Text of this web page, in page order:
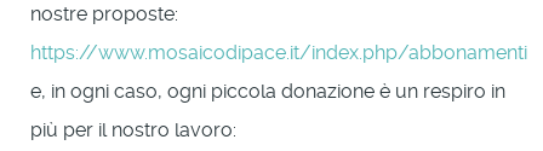
nostre proposte:
https://www.mosaicodipace.it/index.php/abbonamenti
e, in ogni caso, ogni piccola donazione è un respiro in
più per il nostro lavoro: